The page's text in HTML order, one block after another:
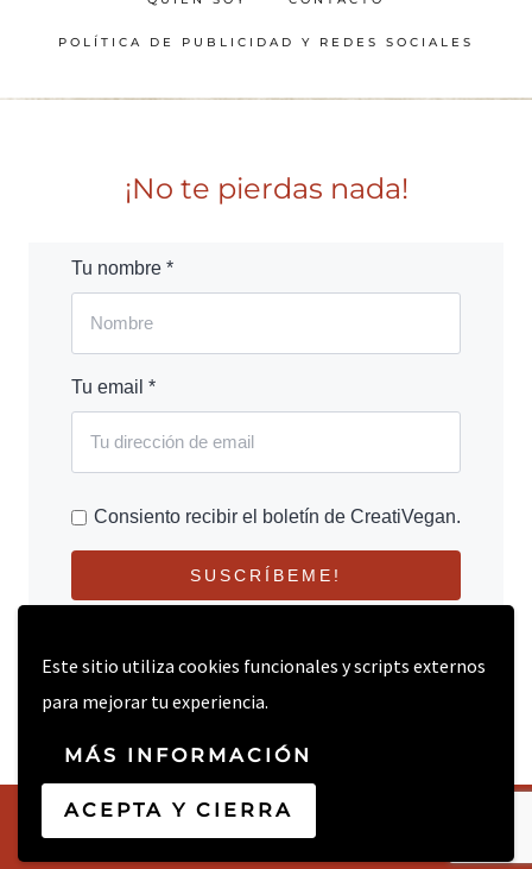
Este sitio utiliza cookies funcionales y scripts externos
para mejorar tu experiencia.
MÁS INFORMACIÓN
ACEPTA Y CIERRA
POLÍTICA DE PUBLICIDAD Y REDES SOCIALES
¡No te pierdas nada!
Tu nombre *
Tu email *
Consiento recibir el boletín de CreatiVegan.
SUSCRÍBEME!
© 2026 CREATIVEGAN.NET